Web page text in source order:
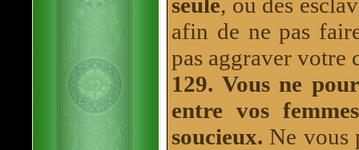
afin de ne pas
pas aggraver votre
129. Vous ne
entre vos
soucieux. Ne vous